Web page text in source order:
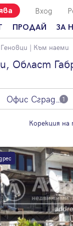
Вход
ПРОДАЙ
Добави
имот с
Адрес?
ЗА
Наши
Кои
Често
Геновци | Към наеми
Област
Офис Сграда/Търговски център1
Корекция